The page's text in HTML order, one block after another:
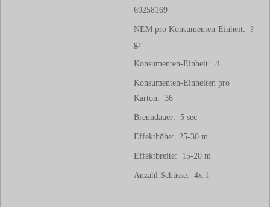
69258169
NEM pro Konsumenten-Einheit: ?
gr
Konsumenten-Einheit: 4
Konsumenten-Einheiten pro
Karton: 36
Brenndauer: 5 sec
Effekthöhe: 25-30 m
Effektbreite: 15-20 m
Anzahl Schüsse: 4x 1